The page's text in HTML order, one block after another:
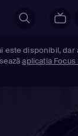
este disponibil, dar
aplicația Focus